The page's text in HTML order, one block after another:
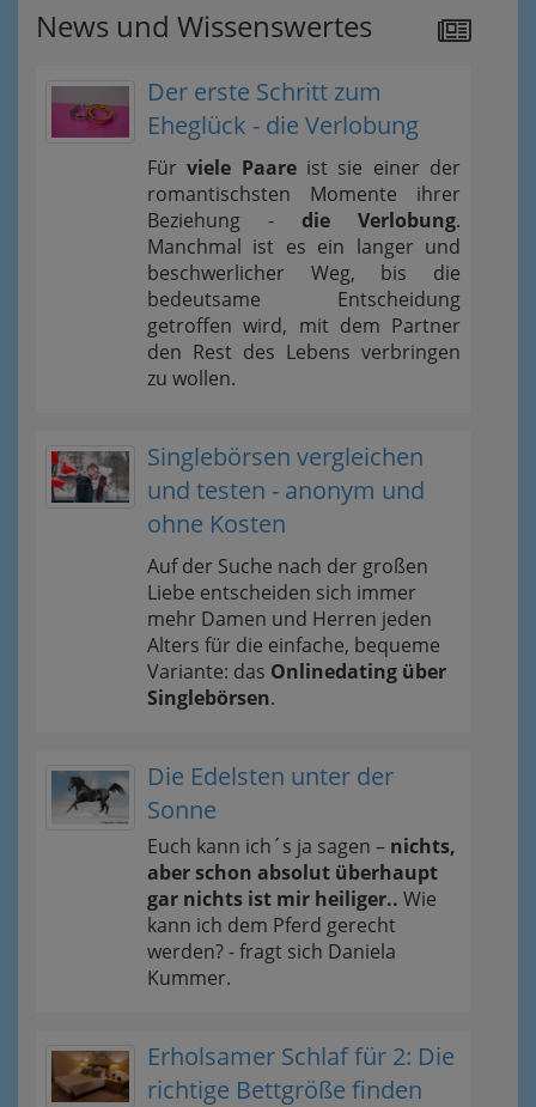
News und Wissenswertes
Der erste Schritt zum
Eheglück - die Verlobung
Fürviele Paareist sie einer der
romantischsten Momente ihrer
Beziehung - die Verlobung.
Manchmal ist es ein langer und
beschwerlicher Weg, bis die
bedeutsame Entscheidung
getroffen wird, mit dem Partner
den Rest des Lebens verbringen
zu wollen.
Singlebörsen vergleichen
und testen - anonym und
ohne Kosten
Auf der Suche nach der großen
Liebe entscheiden sich immer
mehr Damen und Herren jeden
Alters für die einfache, bequeme
Variante: das Onlinedating über
Singlebörsen.
Die Edelsten unter der
Sonne
Euch kann ich´s ja sagen – nichts,
aber schon absolut überhaupt
gar nichts ist mir heiliger.. Wie
kann ich dem Pferd gerecht
werden? - fragt sich Daniela
Kummer.
Erholsamer Schlaf für 2: Die
richtige Bettgröße finden